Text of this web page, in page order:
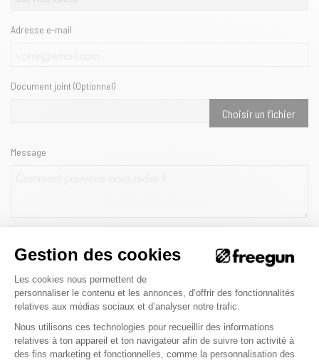
Adresse e-mail
Document joint (Optionnel)
Choisir un fichier
Message
Gestion des cookies
Plateforme de Gestion du
Les cookies nous permettent de
personnaliser le contenu et les annonces, d’offrir des fonctionnalités
relatives aux médias sociaux et d’analyser notre trafic.
Nous utilisons ces technologies pour recueillir des informations
relatives à ton appareil et ton navigateur afin de suivre ton activité à
des fins marketing et fonctionnelles, comme la personnalisation des
Axeptio consent